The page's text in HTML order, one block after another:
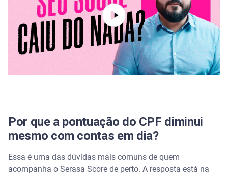
Quanto tempo demora para o score voltar a subir?
O que pode ajudar a cuidar da pontuação e
monitorar o CPF
Consulte seu Serasa Score e descubra o que mudou
Quanto tempo demora para o score voltar a subir?
O que faz o score do CPF baixar?
Por que a pontuação do CPF diminui
mesmo com contas em dia?
Essa é uma das dúvidas mais comuns de quem
acompanha o Serasa Score de perto. A resposta está na